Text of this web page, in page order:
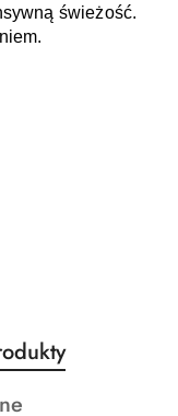
świeżość.